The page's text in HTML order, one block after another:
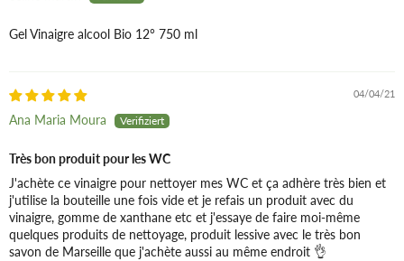
Gel Vinaigre alcool Bio 12° 750 ml
04/04/21
Ana Maria Moura
Très bon produit pour les WC
J'achète ce vinaigre pour nettoyer mes WC et ça adhère très bien et
j'utilise la bouteille une fois vide et je refais un produit avec du
vinaigre, gomme de xanthane etc et j'essaye de faire moi-même
quelques produits de nettoyage, produit lessive avec le très bon
savon de Marseille que j'achète aussi au même endroit 👌